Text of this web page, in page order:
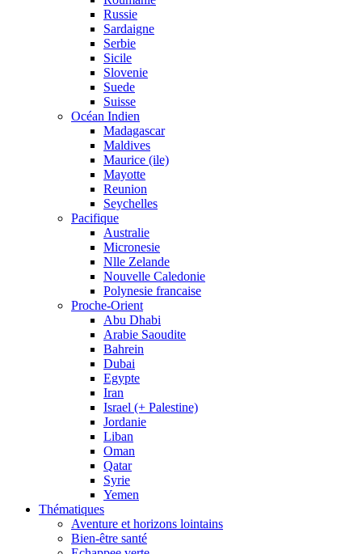
Russie
Sardaigne
Serbie
Sicile
Slovenie
Suede
Suisse
Océan Indien
Madagascar
Maldives
Maurice (ile)
Mayotte
Reunion
Seychelles
Pacifique
Australie
Micronesie
Nlle Zelande
Nouvelle Caledonie
Polynesie francaise
Proche-Orient
Abu Dhabi
Arabie Saoudite
Bahrein
Dubai
Egypte
Iran
Israel (+ Palestine)
Jordanie
Liban
Oman
Qatar
Syrie
Yemen
Thématiques
Aventure et horizons lointains
Bien-être santé